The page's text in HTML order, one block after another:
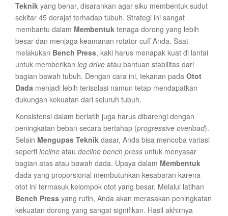
Teknik yang benar, disarankan agar siku membentuk sudut
sekitar 45 derajat terhadap tubuh. Strategi ini sangat
membantu dalam Membentuk tenaga dorong yang lebih
besar dan menjaga keamanan rotator cuff Anda. Saat
melakukan Bench Press, kaki harus menapak kuat di lantai
untuk memberikan leg drive atau bantuan stabilitas dari
bagian bawah tubuh. Dengan cara ini, tekanan pada Otot
Dada menjadi lebih terisolasi namun tetap mendapatkan
dukungan kekuatan dari seluruh tubuh.
Konsistensi dalam berlatih juga harus dibarengi dengan
peningkatan beban secara bertahap (progressive overload).
Selain Mengupas Teknik dasar, Anda bisa mencoba variasi
seperti incline atau decline bench press untuk menyasar
bagian atas atau bawah dada. Upaya dalam Membentuk
dada yang proporsional membutuhkan kesabaran karena
otot ini termasuk kelompok otot yang besar. Melalui latihan
Bench Press yang rutin, Anda akan merasakan peningkatan
kekuatan dorong yang sangat signifikan. Hasil akhirnya